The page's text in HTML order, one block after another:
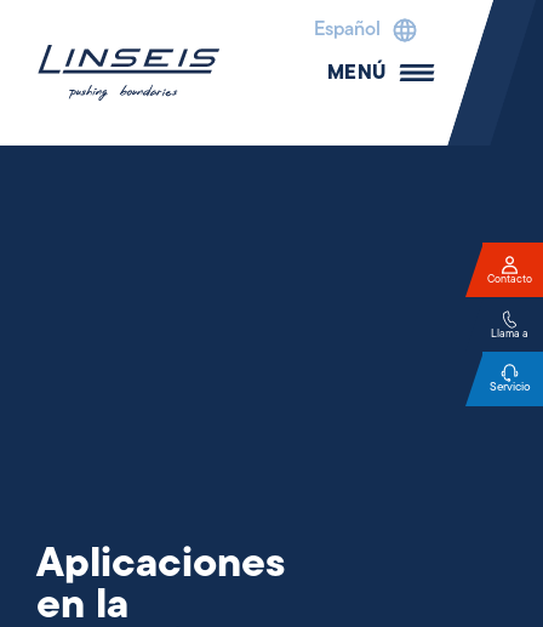
Español
MENÚ
Aplicaciones
en la
Contacto
Llama a
Servicio